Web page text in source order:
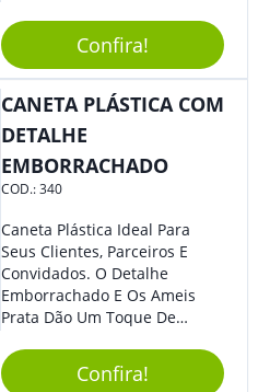
Baixo.
Confira!
CANETA PLÁSTICA COM
DETALHE
EMBORRACHADO
COD.:340
Caneta Plástica Ideal Para
Seus Clientes, Parceiros E
Convidados. O Detalhe
Emborrachado E Os Ameis
Prata Dão Um Toque De
Acionamento Por Clique.
Confira!